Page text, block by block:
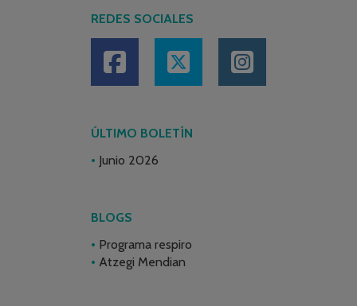
REDES SOCIALES
ÚLTIMO BOLETÍN
Junio 2026
BLOGS
Programa respiro
Atzegi Mendian